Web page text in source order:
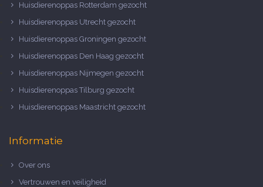
Huisdierenoppas Rotterdam gezocht
Huisdierenoppas Utrecht gezocht
Huisdierenoppas Groningen gezocht
Huisdierenoppas Den Haag gezocht
Huisdierenoppas Nijmegen gezocht
Huisdierenoppas Tilburg gezocht
Huisdierenoppas Maastricht gezocht
Informatie
Over ons
Vertrouwen en veiligheid